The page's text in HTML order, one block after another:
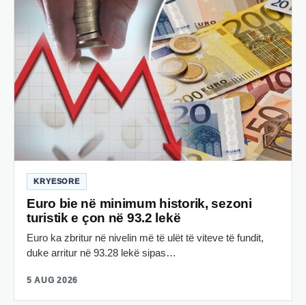
KRYESORE
Euro bie në minimum historik, sezoni
turistik e çon në 93.2 lekë
Euro ka zbritur në nivelin më të ulët të viteve të fundit,
duke arritur në 93.28 lekë sipas…
5 AUG 2026